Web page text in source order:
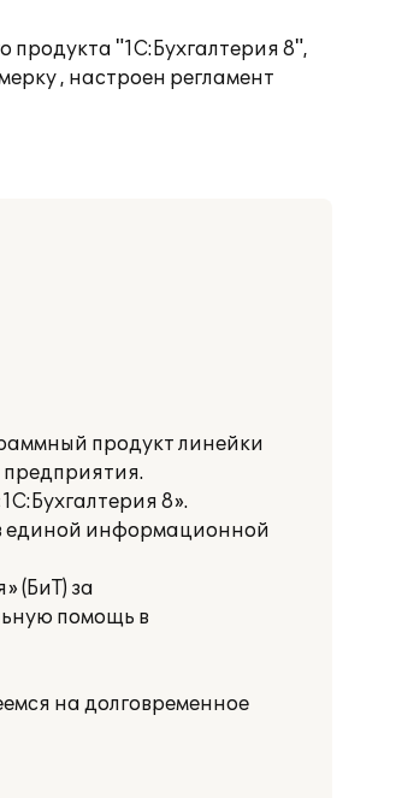
"1С:Бухгалтерия 8",
, настроен регламент
продукт линейки
предприятия.
8».
единой информационной
(БиТ) за
помощь в
на долговременное